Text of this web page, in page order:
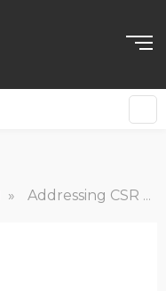
» Addressing CSR and Sustainability Goals Through Improved Indirect Spend Management | Spend Matters Analysis